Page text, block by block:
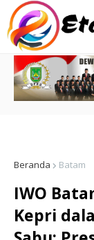
Beranda Batam
IWO
Kepri